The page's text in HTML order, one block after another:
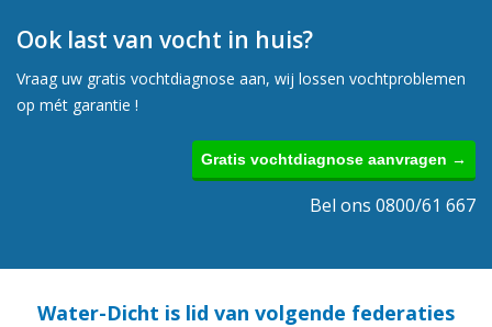
Ook last van vocht in huis?
Vraag uw gratis vochtdiagnose aan, wij lossen vochtproblemen
op mét garantie !
Gratis vochtdiagnose aanvragen →
Bel ons 0800/61 667
Water-Dicht is lid van volgende federaties